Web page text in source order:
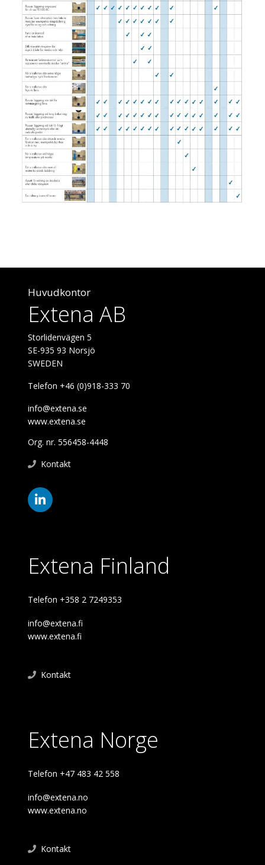
Huvudkontor
Extena AB
Storlidenvägen 5
SE-935 93 Norsjö
SWEDEN
Telefon +46 (0)918-333 70
info@extena.se
www.extena.se
Org. nr. 556458-4448
Kontakt
Extena Finland
Telefon +358 2 7249353
info@extena.fi
www.extena.fi
Kontakt
Extena Norge
Telefon +47 483 42 558
info@extena.no
www.extena.no
Kontakt